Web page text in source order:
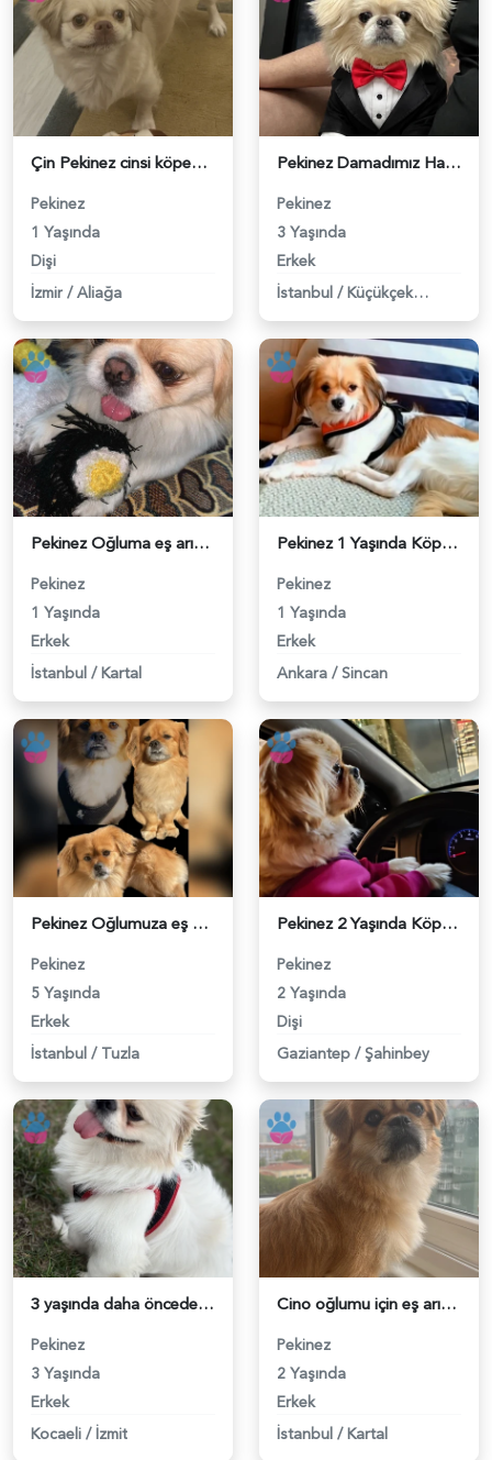
Çin Pekinez cinsi köpeğime erkek eş ariyorum - 118984163
Pekinez
1 Yaşında
Dişi
İzmir / Aliağa
Pekinez Damadımız Hazır Eşlerini Bekliyor - 118984033
Pekinez
3 Yaşında
Erkek
İstanbul / Küçükçekmece
Pekinez Oğluma eş arıyorum - 118984016
Pekinez
1 Yaşında
Erkek
İstanbul / Kartal
Pekinez 1 Yaşında Köpeğim Eş Arıyor - 118984019
Pekinez
1 Yaşında
Erkek
Ankara / Sincan
Pekinez Oğlumuza eş arıyoruz 5 Yaşında - 118983814
Pekinez
5 Yaşında
Erkek
İstanbul / Tuzla
Pekinez 2 Yaşında Köpeğime Eş Arıyorum - 118983688
Pekinez
2 Yaşında
Dişi
Gaziantep / Şahinbey
3 yaşında daha önceden hiç çifleşmedi - 118983427
Pekinez
3 Yaşında
Erkek
Kocaeli / İzmit
Cino oğlumu için eş arıyorum - 118983177
Pekinez
2 Yaşında
Erkek
İstanbul / Kartal